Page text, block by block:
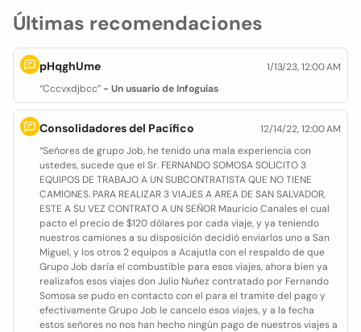
Últimas recomendaciones
pHqghUme
1/13/23, 12:00 AM
“Cccvxdjbcc” - Un usuario de Infoguías
Consolidadores del Pacífico
12/14/22, 12:00 AM
“Señores de grupo Job, he tenido una mala experiencia con
ustedes, sucede que el Sr. FERNANDO SOMOSA SOLICITO 3
EQUIPOS DE TRABAJO A UN SUBCONTRATISTA QUE NO TIENE
CAMIONES. PARA REALIZAR 3 VIAJES A AREA DE SAN SALVADOR,
ESTE A SU VEZ CONTRATO A UN SEÑOR Mauricio Canales el cual
pacto el precio de $120 dólares por cada viaje, y ya teniendo
nuestros camiones a su disposición decidió enviarlos uno a San
Miguel, y los otros 2 equipos a Acajutla con el respaldo de que
Grupo Job daría el combustible para esos viajes, ahora bien ya
realizafos esos viajes don Julio Nuñez contratado por Fernando
Somosa se pudo en contacto con el para el tramite del pago y
efectivamente Grupo Job le cancelo esos viajes, y a la fecha
estos señores no nos han hecho ningún pago de nuestros viajes a